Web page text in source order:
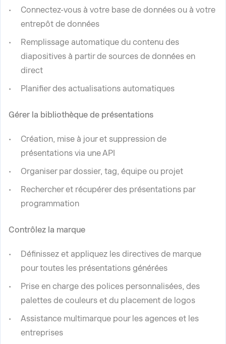
Connectez-vous à votre base de données ou à votre
entrepôt de données
Remplissage automatique du contenu des
diapositives à partir de sources de données en
direct
Planifier des actualisations automatiques
Gérer la bibliothèque de présentations
Création, mise à jour et suppression de
présentations via une API
Organiser par dossier, tag, équipe ou projet
Rechercher et récupérer des présentations par
programmation
Contrôlez la marque
Définissez et appliquez les directives de marque
pour toutes les présentations générées
Prise en charge des polices personnalisées, des
palettes de couleurs et du placement de logos
Assistance multimarque pour les agences et les
entreprises